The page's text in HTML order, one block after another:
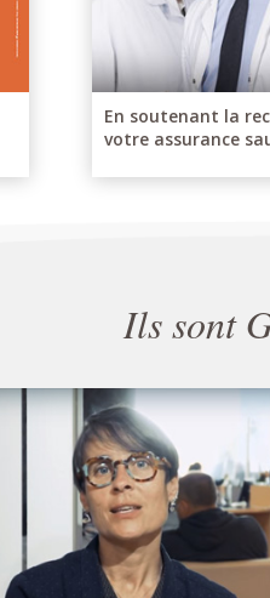
En soutenant la
votre assurance
Ils sont